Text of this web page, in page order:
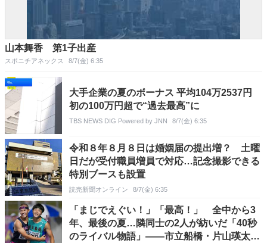
山本舞香 第1子出産
スポニチアネックス 8/7(金) 6:35
大手企業の夏のボーナス 平均104万2537円
初の100万円超で“過去最高”に
TBS NEWS DIG Powered by JNN 8/7(金) 6:35
令和８年８月８日は婚姻届の提出増？ 土曜
日だが受付職員増員で対応…記念撮影できる
特別ブースも設置
読売新聞オンライン 8/7(金) 6:35
「まじでえぐい！」「最高！」 全中から3
年、最後の夏…隣同士の2人が紡いだ「40秒
のライバル物語」――市立船橋・片山瑛太、